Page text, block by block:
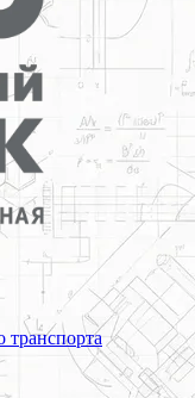
транспорта